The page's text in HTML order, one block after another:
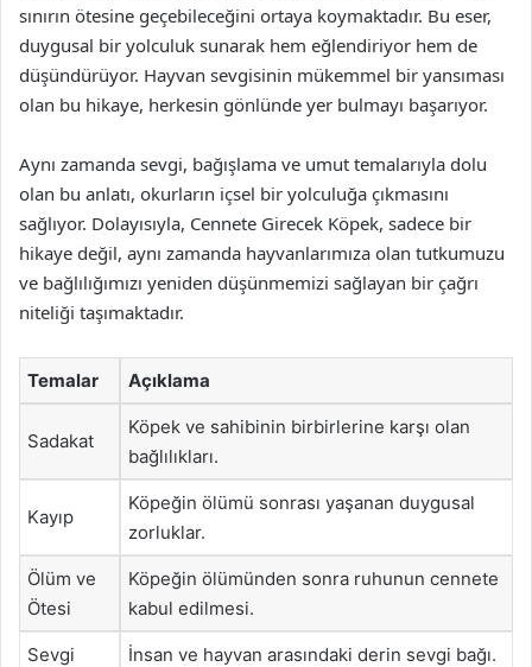
sınırın ötesine geçebileceğini ortaya koymaktadır. Bu eser,
duygusal bir yolculuk sunarak hem eğlendiriyor hem de
düşündürüyor. Hayvan sevgisinin mükemmel bir yansıması
olan bu hikaye, herkesin gönlünde yer bulmayı başarıyor.
Aynı zamanda sevgi, bağışlama ve umut temalarıyla dolu
olan bu anlatı, okurların içsel bir yolculuğa çıkmasını
sağlıyor. Dolayısıyla, Cennete Girecek Köpek, sadece bir
hikaye değil, aynı zamanda hayvanlarımıza olan tutkumuzu
ve bağlılığımızı yeniden düşünmemizi sağlayan bir çağrı
niteliği taşımaktadır.
Temalar Açıklama
Sadakat
Köpek ve sahibinin birbirlerine karşı olan
bağlılıkları.
Kayıp
Köpeğin ölümü sonrası yaşanan duygusal
zorluklar.
Ölüm ve
Ötesi
Köpeğin ölümünden sonra ruhunun cennete
kabul edilmesi.
Sevgi İnsan ve hayvan arasındaki derin sevgi bağı.